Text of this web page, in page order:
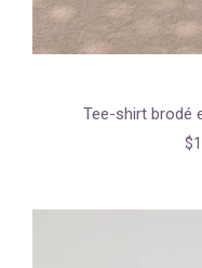
Tee-shirt brodé